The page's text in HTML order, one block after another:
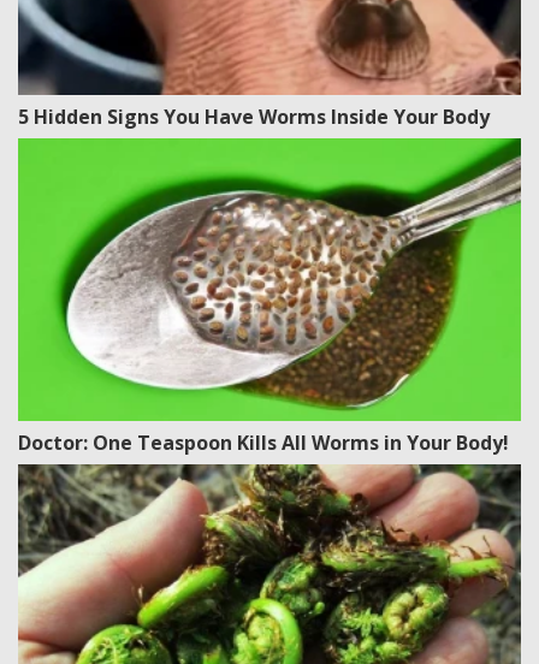
5 Hidden Signs You Have Worms Inside Your Body
Doctor: One Teaspoon Kills All Worms in Your Body!